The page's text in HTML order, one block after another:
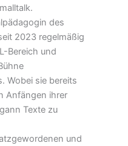
des
2023 regelmäßig
Bereich und
Wobei sie bereits
Anfängen ihrer
Texte zu
und